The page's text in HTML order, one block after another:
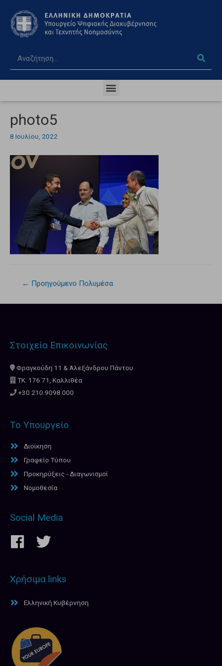
photo5
8 Ιουλίου, 2022
← Προηγούμενο Πολυμέσα
Στοιχεία Επικοινωνίας
Φραγκούδη 11 & Αλεξάνδρου Πάντου
ΤΚ: 176 71, Καλλιθέα
+30 210.9098.000
Το Υπουργείο
Διοίκηση
Γραφείο Τύπου
Προκηρύξεις - Διαγωνισμοί
Νομοθεσία
Social Media
Χρήσιμα links
Ελληνική Κυβέρνηση